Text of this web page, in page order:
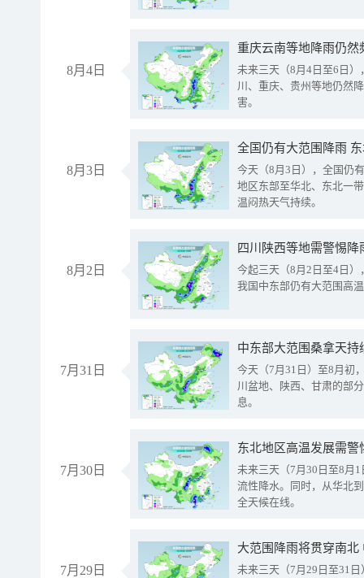
8月4日
重庆云南等地降雨仍然
未来三天（8月4日至6日
川、重庆、贵州等地仍然
害。
8月3日
全国仍有大范围降雨
今天（8月3日），全国仍
地区东部至华北、东北一
温闷热天气持续。
8月2日
今起三天（8月2日至4日
我国中东部仍有大范围高
7月31日
中东部大范围桑拿天
今天（7月31日）至8月初
川盆地、陕西、甘肃的部
息。
7月30日
东北地区高温发展需
未来三天（7月30日至8月
流性降水。同时，从华北
全天候在线。
7月29日
大范围降雨将贯穿南
未来三天（7月29日至31